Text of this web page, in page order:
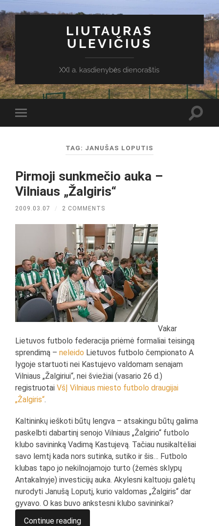
LIUTAURAS
ULEVIČIUS
XXI a. kasdienybės dienoraštis
Toggle
mobile
TAG: JANUŠAS LOPUTIS
Pirmoji sunkmečio auka –
Vilniaus „Žalgiris“
2009.03.07 / 2 COMMENTS
Vakar
Lietuvos futbolo federacija priėmė formaliai teisingą
sprendimą –neleido Lietuvos futbolo čempionato A
lygoje startuoti nei Kastujevo valdomam senajam
Vilniaus „Žalgiriui“, nei šviežiai (vasario 26 d.)
registruotaiVšĮ Vilniaus miesto futbolo draugijai
„Žalgiris“.
Kaltininkų ieškoti būtų lengva – atsakingu būtų galima
paskelbti dabartinį senojo Vilniaus „Žalgirio“ futbolo
klubo savininką Vadimą Kastujevą. Tačiau nusikaltėliai
savo lemtį kada nors sutinka, sutiko ir šis… Futbolo
klubas tapo jo nekilnojamojo turto (žemės sklypų
Antakalnyje) investicijų auka. Akylesni kaltuoju galėtų
nurodyti Janušą Loputį, kurio valdomas „Žalgiris“ dar
gyvavo. O kas buvo ankstesni klubo savininkai?
Continue reading